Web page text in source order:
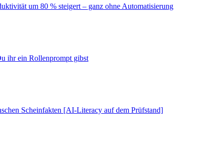
um 80 % steigert – ganz ohne Automatisierung
ihr ein Rollenprompt gibst
Scheinfakten [AI-Literacy auf dem Prüfstand]